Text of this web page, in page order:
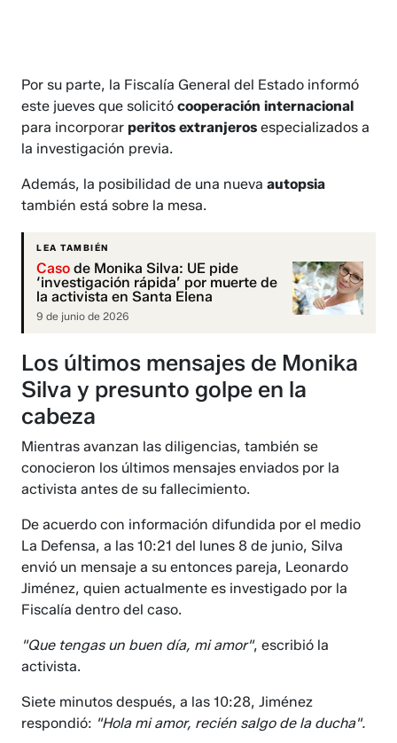
Por su parte, la Fiscalía General del Estado informó
este jueves que solicitócooperación internacional
para incorporarperitos extranjeros especializados a
la investigación previa.
Además, la posibilidad de una nuevaautopsia
también está sobre la mesa.
LEA TAMBIÉN
Caso de Monika Silva: UE pide
‘investigación rápida’ por muerte de
la activista en Santa Elena
9 de junio de 2026
Los últimos mensajes de Monika
Silva y presunto golpe en la
cabeza
Mientras avanzan las diligencias, también se
conocieron los últimos mensajes enviados por la
activista antes de su fallecimiento.
De acuerdo con información difundida por el medio
La Defensa, a las 10:21 del lunes 8 de junio, Silva
envió un mensaje a su entonces pareja, Leonardo
Jiménez, quien actualmente es investigado por la
Fiscalía dentro del caso.
"Que tengas un buen día, mi amor", escribió la
activista.
Siete minutos después, a las 10:28, Jiménez
respondió: "Hola mi amor, recién salgo de la ducha".